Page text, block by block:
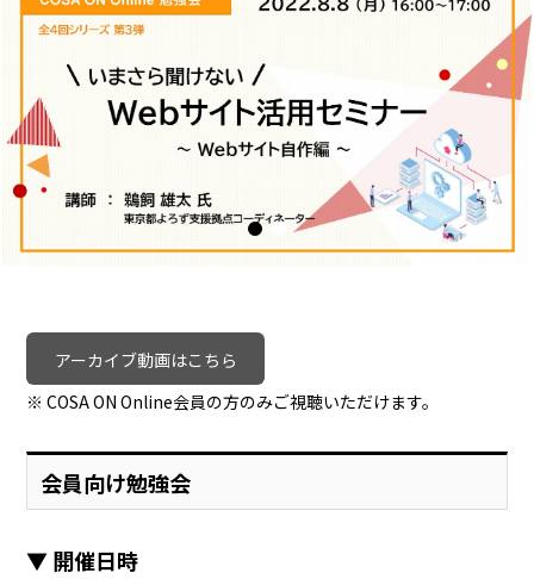
アーカイブ動画はこちら
※ COSA ON Online会員の方のみご視聴いただけます。
会員向け勉強会
▼ 開催日時